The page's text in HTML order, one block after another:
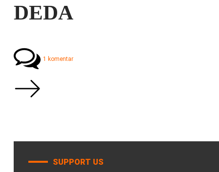
DEDA
1 komentar
SUPPORT US